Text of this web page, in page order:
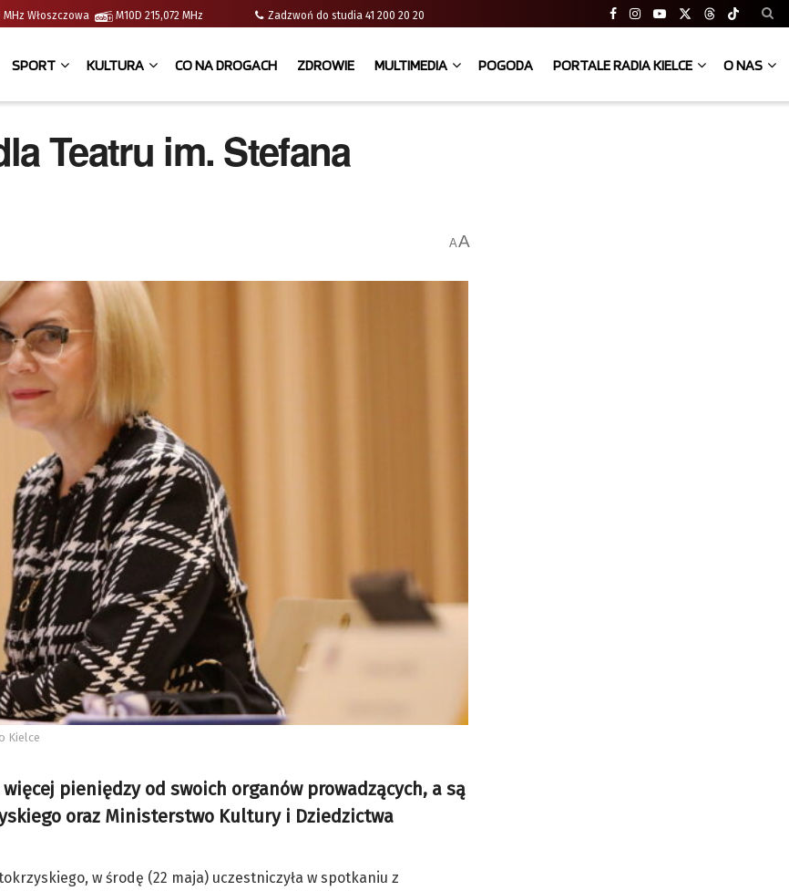
MHz Włoszczowa M10D 215,072 MHz Zadzwoń do studia 41 200 20 20
SPORT KULTURA CO NA DROGACH ZDROWIE MULTIMEDIA POGODA PORTALE RADIA KIELCE O NAS
Teatru im. Stefana
AA
Kielce
pieniędzy od swoich organów prowadzących, a są
oraz Ministerstwo Kultury i Dziedzictwa
w środę (22 maja) uczestniczyła w spotkaniu z